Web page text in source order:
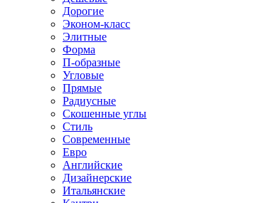
Дорогие
Эконом-класс
Элитные
Форма
П-образные
Угловые
Прямые
Радиусные
Скошенные углы
Стиль
Современные
Евро
Английские
Дизайнерские
Итальянские